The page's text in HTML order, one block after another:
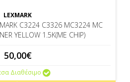
LEXMARK
C3224 C3326 MC3224 MC
YELLOW 1.5K(ΜΕ CHIP)
50,00€
Διαθέσιμο